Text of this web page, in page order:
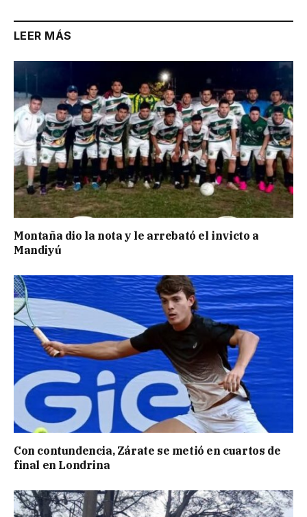
LEER MÁS
Montaña dio la nota y le arrebató el invicto a
Mandiyú
Con contundencia, Zárate se metió en cuartos de
final en Londrina